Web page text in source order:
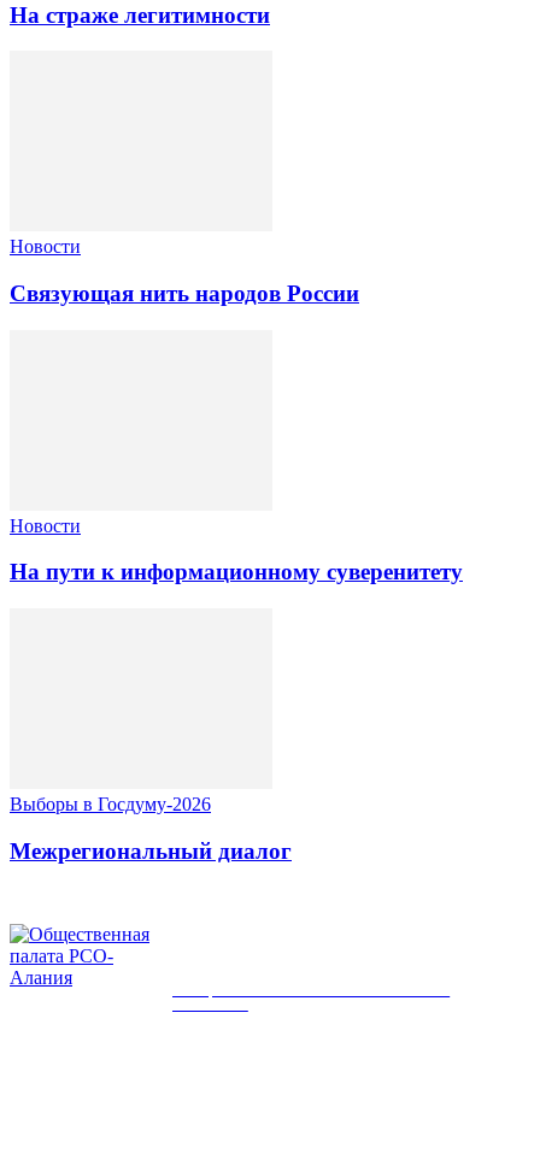
На страже легитимности
Новости
Связующая нить народов России
Новости
На пути к информационному суверенитету
Выборы в Госдуму-2026
Межрегиональный диалог